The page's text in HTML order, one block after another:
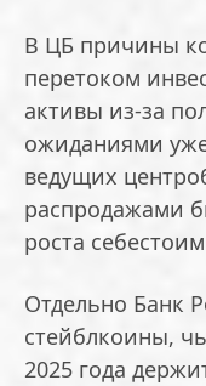
В ЦБ причины
перетоком
активы из-за
ожиданиями
ведущих
распродажами
роста
Отдельно Банк
стейблкоины,
2025 года